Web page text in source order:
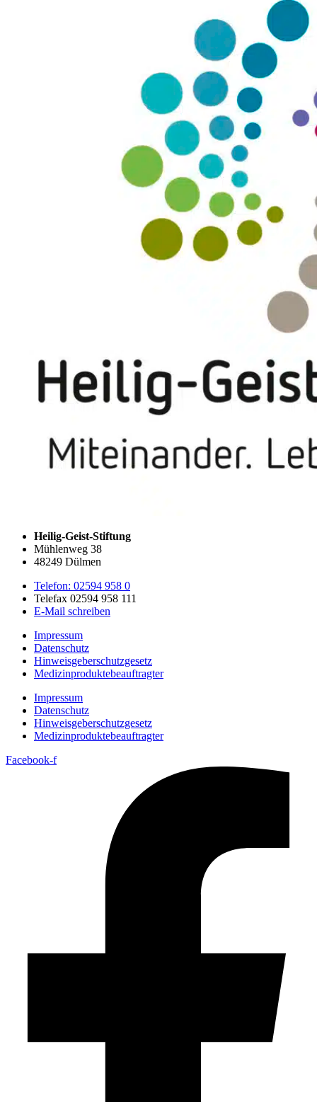
Heilig-Geist-Stiftung
Mühlenweg 38
48249 Dülmen
Telefon: 02594 958 0
Telefax 02594 958 111
E-Mail schreiben
Impressum
Datenschutz
Hinweisgeberschutzgesetz
Medizin­produkte­beauftragter
Impressum
Datenschutz
Hinweisgeberschutzgesetz
Medizin­produkte­beauftragter
Facebook-f